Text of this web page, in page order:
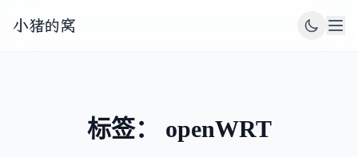
小猪的窝
标签： openWRT